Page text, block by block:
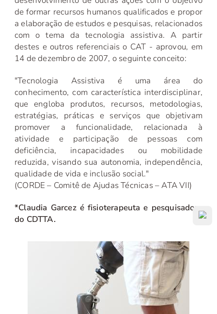
de formar recursos humanos qualificados e propor
a elaboração de estudos e pesquisas, relacionados
com o tema da tecnologia assistiva. A partir
destes e outros referenciais o CAT - aprovou, em
14 de dezembro de 2007, o seguinte conceito:
"Tecnologia Assistiva é uma área do
conhecimento, com característica interdisciplinar,
que engloba produtos, recursos, metodologias,
estratégias, práticas e serviços que objetivam
promover a funcionalidade, relacionada à
atividade e participação de pessoas com
deficiência, incapacidades ou mobilidade
reduzida, visando sua autonomia, independência,
qualidade de vida e inclusão social."
(CORDE – Comitê de Ajudas Técnicas – ATA VII)
*Claudia Garcez é fisioterapeuta e pesquisadora
do CDTTA.